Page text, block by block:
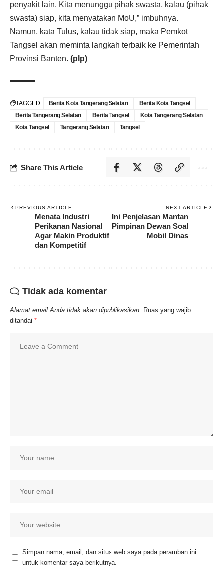
penyakit lain. Kita menunggu pihak swasta, kalau (pihak
swasta) siap, kita menyatakan MoU,” imbuhnya.
Namun, kata Tulus, kalau tidak siap, maka Pemkot
Tangsel akan meminta langkah terbaik ke Pemerintah
Provinsi Banten. (plp)
TAGGED: Berita Kota Tangerang Selatan
Berita Kota Tangsel
Berita Tangerang Selatan
Berita Tangsel
Kota Tangerang Selatan
Kota Tangsel
Tangerang Selatan Tangsel
Share This Article
PREVIOUS ARTICLE
Menata Industri
Perikanan Nasional
Agar Makin Produktif
dan Kompetitif
NEXT ARTICLE
Ini Penjelasan Mantan
Pimpinan Dewan Soal
Mobil Dinas
Tidak ada komentar
Alamat email Anda tidak akan dipublikasikan. Ruas yang wajib
ditandai *
Simpan nama, email, dan situs web saya pada peramban ini
untuk komentar saya berikutnya.